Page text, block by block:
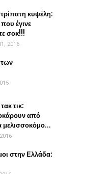
κυψέλη:
έγινε
σοκ!!!
2016
τικ:
από
μελισσοκόμο...
στην Ελλάδα: